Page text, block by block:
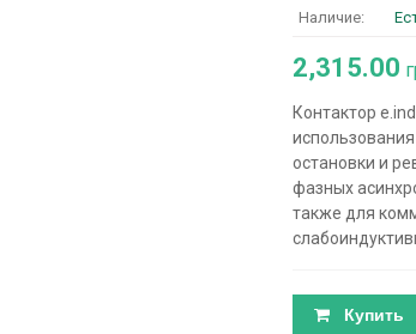
Наличие:
2,315.00
Контактор
остановки и
фазных
также для
Купить